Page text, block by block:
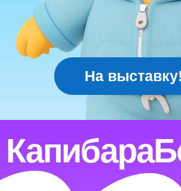
КапиБалерина
Привет! Я — КапиБалерина! Моя миссия —
добавить ярких эмоций, красок, веселья
и идеальных кадров в ваших телефонах!
Приходи, устроим маленький праздник